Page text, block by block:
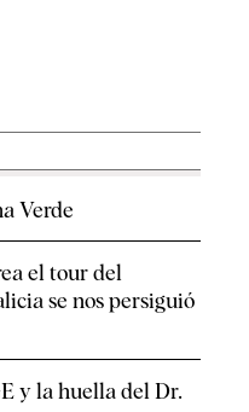
Verde
el tour del
se nos persiguió
y la huella del Dr.